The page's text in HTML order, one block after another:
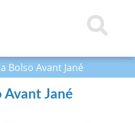
Bolso Avant Jané
Avant Jané